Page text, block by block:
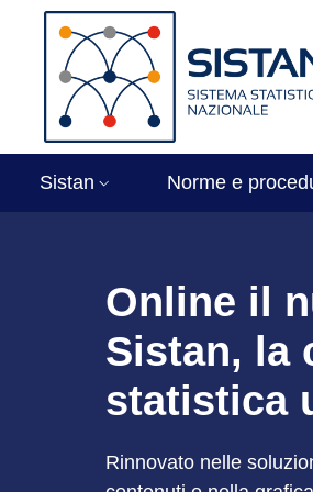
al contenuto principale
to footer content
Immagine
Sistan Norme e
Online il
Sistan, la
statistica
Rinnovato nelle